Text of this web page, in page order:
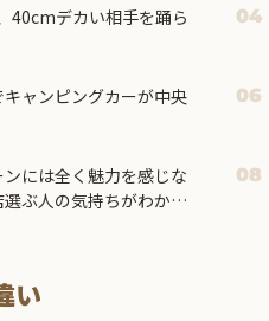
04
ャンピングカーが中央
06
には全く魅力を感じな
ぶ人の気持ちがわから
08
い